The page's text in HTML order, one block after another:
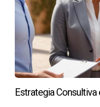
Estos ejemplos
modelo de incentivos
significativo en la
inmobiliarios.
Preguntas
Estrategia